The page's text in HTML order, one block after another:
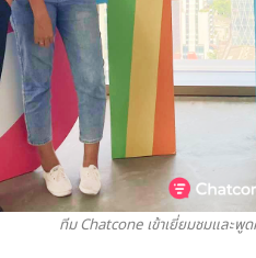
ทีม Chatcone เข้าเยี่ยมชมและ